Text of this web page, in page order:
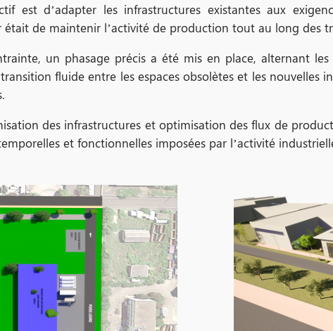
est d’adapter les infrastructures existantes aux
était de maintenir l’activité de production tout au long des
un phasage précis a été mis en place, alternant
fluide entre les espaces obsolètes et les nouvelles
des infrastructures et optimisation des flux de
et fonctionnelles imposées par l’activité